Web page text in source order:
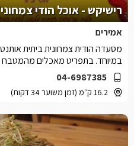
רישיקש - אוכל הודי
אמירים
04-6987385
16.2 ק״מ (זמן משוער 34 דקות)
מסעדה הודית צמחונית ביתית
במיוחד. בתפריט מאכלים מהמטבח